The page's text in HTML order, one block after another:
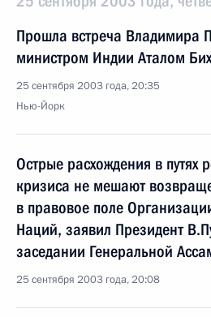
Прошла встреча Владимира
министром Индии Аталом
25 сентября 2003 года, 20:35
Нью-Йорк
Острые расхождения в путях
кризиса не мешают
в правовое поле
Наций, заявил Президент
заседании Генеральной
25 сентября 2003 года, 20:08